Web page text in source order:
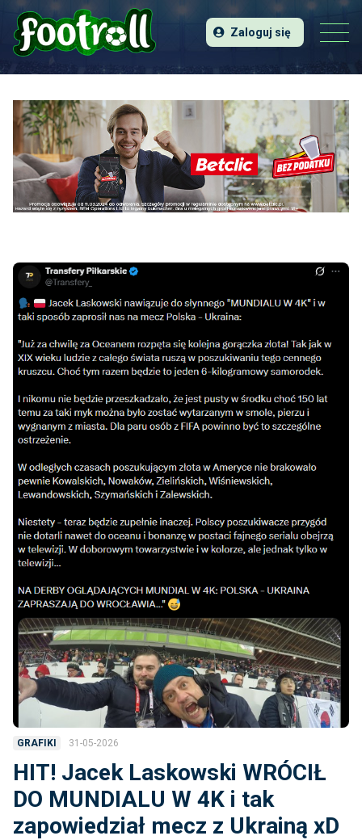
Zaloguj się
GRAFIKI 31-05-2026
HIT! Jacek Laskowski WRÓCIŁ
DO MUNDIALU W 4K i tak
zapowiedział mecz z Ukrainą xD